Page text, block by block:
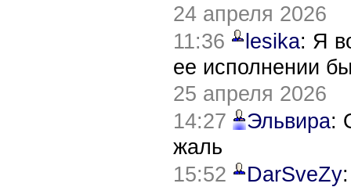
24 апреля 2026
11:36
lesika: Я
ее исполнении
25 апреля 2026
14:27
Эльвира:
жаль
15:52
DarSveZy